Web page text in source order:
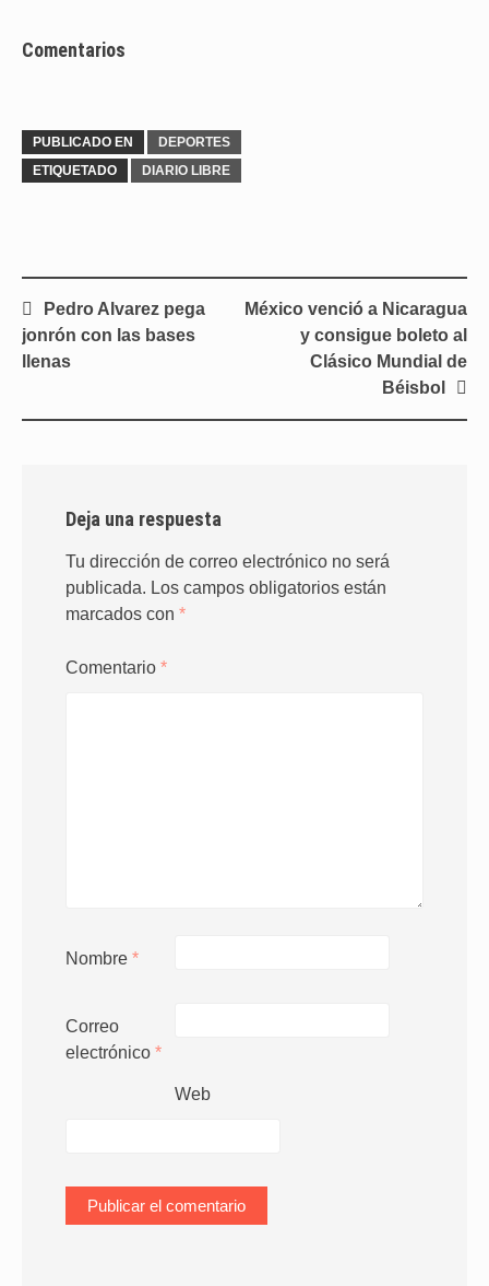
Comentarios
PUBLICADO EN
DEPORTES
ETIQUETADO
DIARIO LIBRE
Navegación
de
entradas
Pedro Alvarez pega
jonrón con las bases
llenas
México venció a Nicaragua
y consigue boleto al
Clásico Mundial de
Béisbol
Deja una respuesta
Tu dirección de correo electrónico no será
publicada. Los campos obligatorios están
marcados con *
Comentario *
Nombre *
Correo
electrónico *
Web